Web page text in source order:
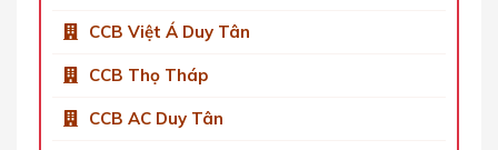
CCB Việt Á Duy Tân
CCB Thọ Tháp
CCB AC Duy Tân